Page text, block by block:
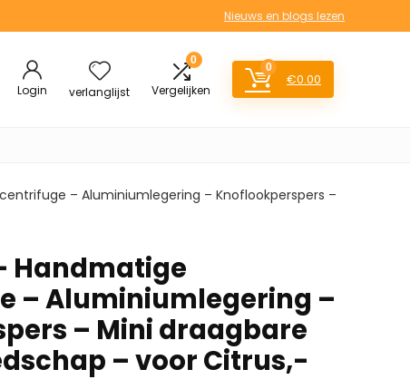
Nieuws en blogs lezen
Login verlanglijst
0
Vergelijken
0
€0.00
– Aluminiumlegering – Knoflookperspers –
Handmatige
– Aluminiumlegering –
– Mini draagbare
– voor Citrus,-